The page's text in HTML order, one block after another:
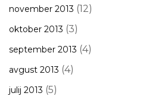
november 2013 (12)
oktober 2013 (3)
september 2013 (4)
avgust 2013 (4)
julij 2013 (5)